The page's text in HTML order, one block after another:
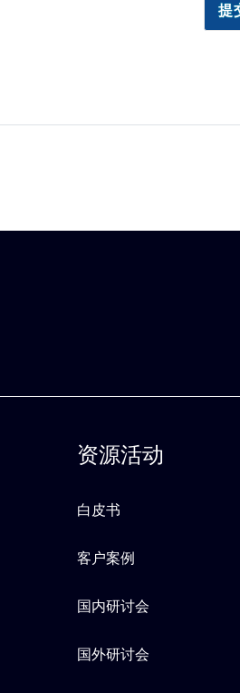
资源活动
白皮书
客户案例
国内研讨会
国外研讨会